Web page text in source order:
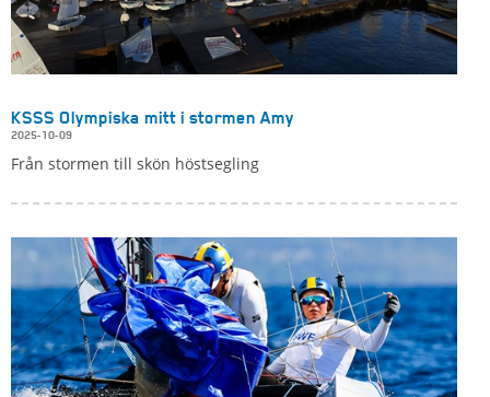
KSSS Olympiska mitt i stormen Amy
2025-10-09
Från stormen till skön höstsegling